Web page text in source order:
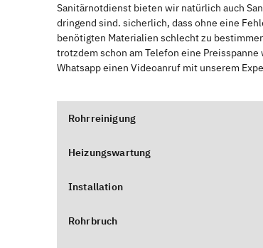
Sanitärnotdienst bieten wir natürlich auch
dringend sind. sicherlich, dass ohne eine
benötigten Materialien schlecht zu
trotzdem schon am Telefon eine
Whatsapp einen Videoanruf mit unserem
Rohrreinigung
Heizungswartung
Installation
Rohrbruch